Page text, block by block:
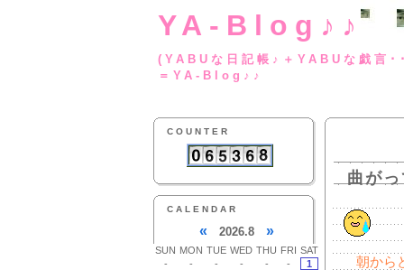
YA-Blog♪♪
(YABUな日記帳♪
＝YA-Blog♪♪
COUNTER
CALENDAR
« 2026.8 »
SUN MON TUE WED THU FRI SAT
-
- - - - -
1
曲が
朝から